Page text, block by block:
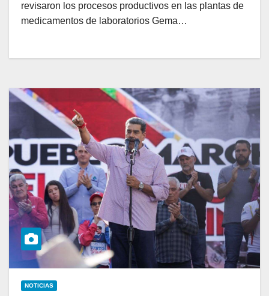
revisaron los procesos productivos en las plantas de
medicamentos de laboratorios Gema…
NOTICIAS